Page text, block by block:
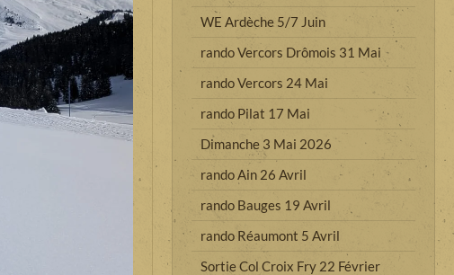
WE Ardèche 5/7 Juin
rando Vercors Drômois 31 Mai
rando Vercors 24 Mai
rando Pilat 17 Mai
Dimanche 3 Mai 2026
rando Ain 26 Avril
rando Bauges 19 Avril
rando Réaumont 5 Avril
Sortie Col Croix Fry 22 Février